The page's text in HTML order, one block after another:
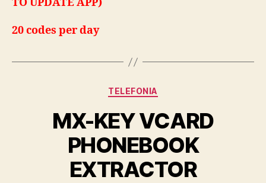
20 codes per day
Categories
TELEFONIA
MX-KEY VCARD
PHONEBOOK
EXTRACTOR